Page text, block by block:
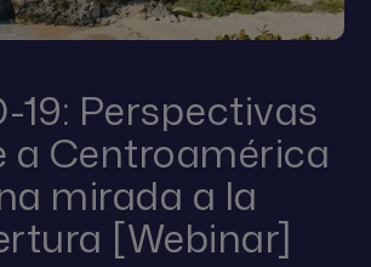
19: Perspectivas
a Centroamérica
mirada a la
[Webinar]